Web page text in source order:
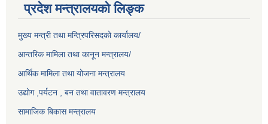
प्रदेश मन्त्रालयको लिङ्क
मुख्य मन्त्री तथा मन्त्रिपरिसदको कार्यालय/
आन्तरिक मामिला तथा कानून मन्त्रालय/
आर्थिक मामिला तथा योजना मन्त्रालय
उद्योग ,पर्यटन , बन तथा वातावरण मन्त्रालय
सामाजिक बिकास मन्त्रालय